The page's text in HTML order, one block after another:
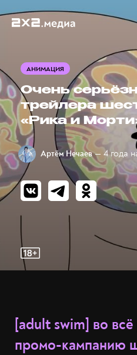
АНИМАЦИЯ
Очень
трейлера
«Рика и
Артём Нечаев — 4 года
[adult swim] во
промо-кампанию